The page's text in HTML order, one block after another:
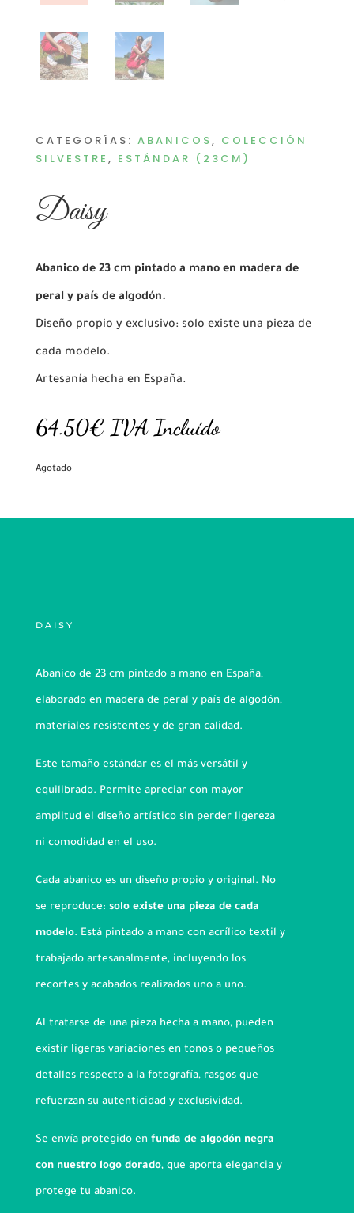
CATEGORÍAS: ABANICOS, COLECCIÓN
SILVESTRE , ESTÁNDAR (23CM)
Daisy
Abanico de 23 cm pintado a mano en madera de
peral y país de algodón.
Diseño propio y exclusivo: solo existe una pieza de
cada modelo.
Artesanía hecha en España.
64.50€ IVA Incluído
Agotado
DAISY
Abanico de 23 cm pintado a mano en España,
elaborado en madera de peral y país de algodón,
materiales resistentes y de gran calidad.
Este tamaño estándar es el más versátil y
equilibrado. Permite apreciar con mayor
amplitud el diseño artístico sin perder ligereza
ni comodidad en el uso.
Cada abanico es un diseño propio y original. No
se reproduce: solo existe una pieza de cada
modelo. Está pintado a mano con acrílico textil y
trabajado artesanalmente, incluyendo los
recortes y acabados realizados uno a uno.
Al tratarse de una pieza hecha a mano, pueden
existir ligeras variaciones en tonos o pequeños
detalles respecto a la fotografía, rasgos que
refuerzan su autenticidad y exclusividad.
Se envía protegido en funda de algodón negra
con nuestro logo dorado, que aporta elegancia y
protege tu abanico.